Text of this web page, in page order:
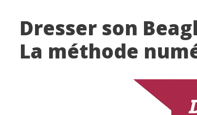
Dresser son
La méthode